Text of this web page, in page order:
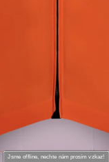
Jsme offline, nechte nám prosím vzkaz!